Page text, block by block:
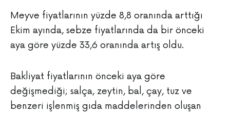
Meyve fiyatlarının yüzde 8,8 oranında arttığı
Ekim ayında, sebze fiyatlarında da bir önceki
aya göre yüzde 33,6 oranında artış oldu.
Bakliyat fiyatlarının önceki aya göre
değişmediği; salça, zeytin, bal, çay, tuz ve
benzeri işlenmiş gıda maddelerinden oluşan